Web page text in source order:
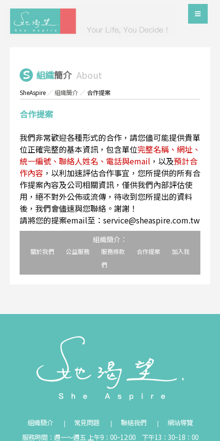
組織簡介 About
SheAspire ／組織簡介 ／ 合作提案
合作提案
我們非常歡迎各種形式的合作，請您儘可能提供貴單
位正確完整的基本資訊，包含單位完整名稱、網址、
統一編號、聯絡人姓名、電話與email ，以及預計合
作內容 ，以利加速評估合作事宜，您所提供的所有合
作提案內容及公司相關資訊，僅供我們內部評估使
用，絕不對外公佈或流傳，待收到您所提出的資料
後，我們會儘速與您聯絡。謝謝！
請將您的提案email至：service@sheaspire.com.tw
組織簡介：
關於我們 公益服務 服務條款 合作提案
加入我
們
組織簡介 常見問題 聯絡我們
網站導覽
服務時間：週一～週五 上午9：00~12:00 下午13：30~18：00